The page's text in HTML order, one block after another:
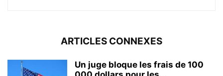
ARTICLES CONNEXES
Un juge bloque les frais de 100